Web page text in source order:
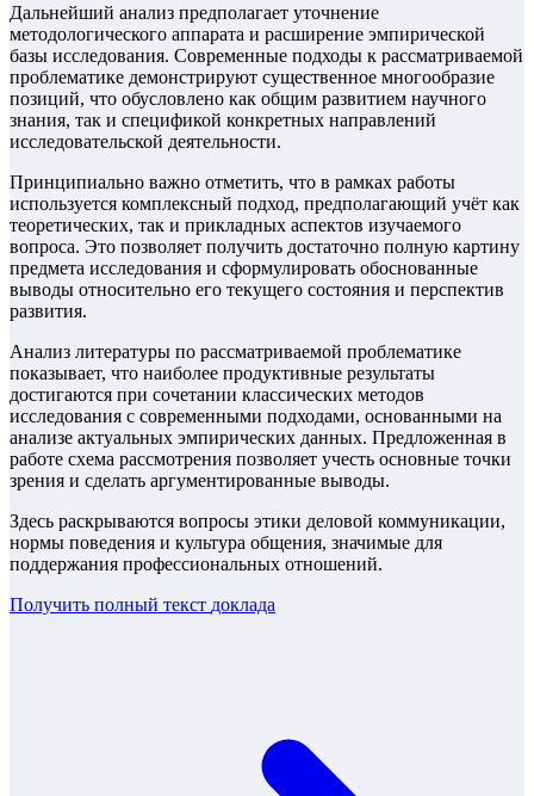
Дальнейший анализ предполагает уточнение
методологического аппарата и расширение эмпирической
базы исследования. Современные подходы к рассматриваемой
проблематике демонстрируют существенное многообразие
позиций, что обусловлено как общим развитием научного
знания, так и спецификой конкретных направлений
исследовательской деятельности.
Принципиально важно отметить, что в рамках работы
используется комплексный подход, предполагающий учёт как
теоретических, так и прикладных аспектов изучаемого
вопроса. Это позволяет получить достаточно полную картину
предмета исследования и сформулировать обоснованные
выводы относительно его текущего состояния и перспектив
развития.
Анализ литературы по рассматриваемой проблематике
показывает, что наиболее продуктивные результаты
достигаются при сочетании классических методов
исследования с современными подходами, основанными на
анализе актуальных эмпирических данных. Предложенная в
работе схема рассмотрения позволяет учесть основные точки
зрения и сделать аргументированные выводы.
Здесь раскрываются вопросы этики деловой коммуникации,
нормы поведения и культура общения, значимые для
поддержания профессиональных отношений.
Получить полный текст доклада